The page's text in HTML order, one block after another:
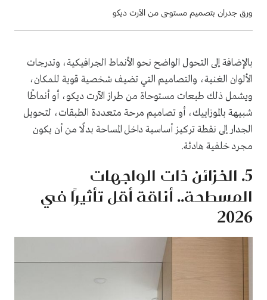
ورق جدران بتصميم مستوحى من الآرت ديكو
بالإضافة إلى التحول الواضح نحو الأنماط الجرافيكية، وتدرجات
الألوان الغنية، والتصاميم التي تضيف شخصية قوية للمكان،
ويشمل ذلك طبعات مستوحاة من طراز الآرت ديكو، أو أنماطًا
شبيهة بالموزاييك، أو تصاميم مرحة متعددة الطبقات، لتحويل
الجدار إلى نقطة تركيز أساسية داخل المساحة بدلًا من أن يكون
مجرد خلفية هادئة.
5. الخزائن ذات الواجهات
المسطحة.. أناقة أقل تأثيرًا في
2026